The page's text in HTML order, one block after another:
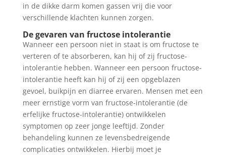
in de dikke darm komen gassen vrij die voor
verschillende klachten kunnen zorgen.
De gevaren van fructose intolerantie
Wanneer een persoon niet in staat is om fructose te
verteren of te absorberen, kan hij of zij fructose-
intolerantie hebben. Wanneer een persoon fructose-
intolerantie heeft kan hij of zij een opgeblazen
gevoel, buikpijn en diarree ervaren. Mensen met een
meer ernstige vorm van fructose-intolerantie (de
erfelijke fructose-intolerantie) ontwikkelen
symptomen op zeer jonge leeftijd. Zonder
behandeling kunnen ze levensbedreigende
complicaties ontwikkelen. Hierbij moet je